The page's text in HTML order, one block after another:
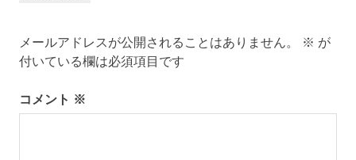
パ
ソ
島
ー
ョ
メールアドレスが公開されることはありません。 ※ が
付いている欄は必須項目です
コメント ※